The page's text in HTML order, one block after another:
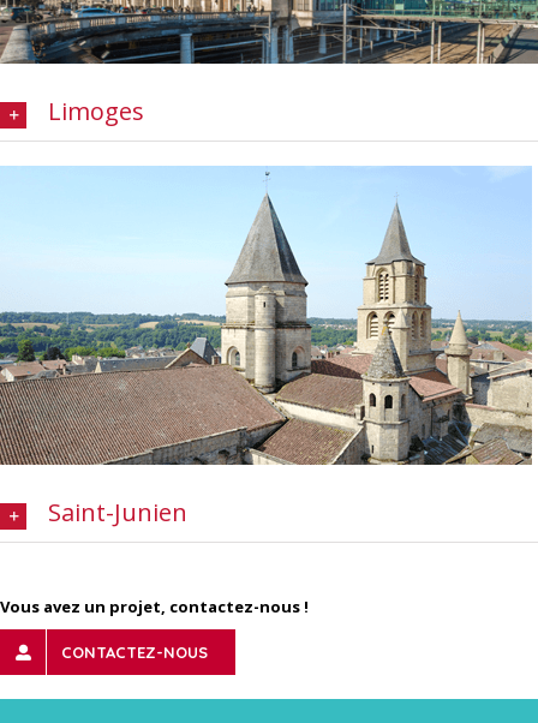
Limoges
Saint-Junien
Vous avez un projet, contactez-nous !
CONTACTEZ-NOUS